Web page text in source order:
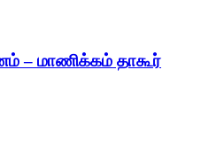
– மாணிக்கம் தாகூர்